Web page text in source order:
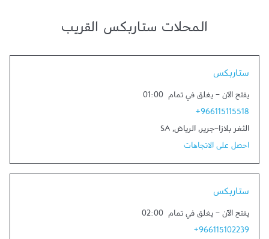
المحلات ستاربكس القريب
ستاربكس
يفتح الآن - يغلق في تمام 01:00
+966115115518
الثغر بلازا-جرير, الرياض,
SA
احصل على الاتجاهات
ستاربكس
يفتح الآن - يغلق في تمام 02:00
+966115102239